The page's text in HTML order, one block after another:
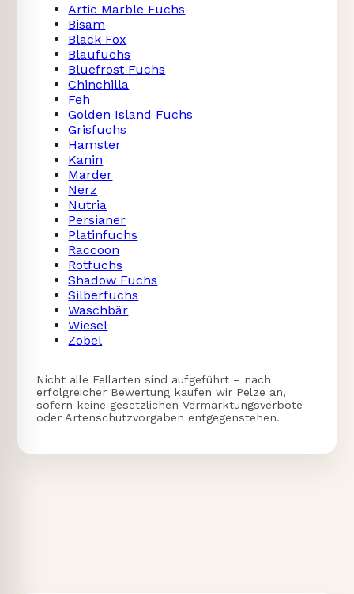
Artic Marble Fuchs
Bisam
Black Fox
Blaufuchs
Bluefrost Fuchs
Chinchilla
Feh
Golden Island Fuchs
Grisfuchs
Hamster
Kanin
Marder
Nerz
Nutria
Persianer
Platinfuchs
Raccoon
Rotfuchs
Shadow Fuchs
Silberfuchs
Waschbär
Wiesel
Zobel
Nicht alle Fellarten sind aufgeführt – nach
erfolgreicher Bewertung kaufen wir Pelze an,
sofern keine gesetzlichen Vermarktungsverbote
oder Artenschutzvorgaben entgegenstehen.